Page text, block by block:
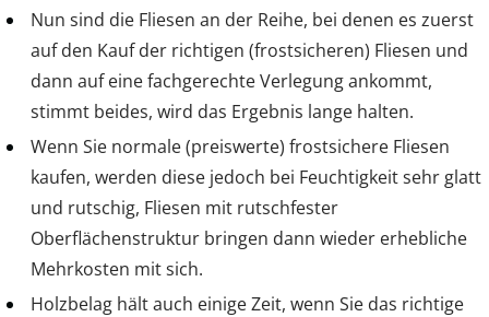
Nun sind die Fliesen an der Reihe, bei denen es zuerst
auf den Kauf der richtigen (frostsicheren) Fliesen und
dann auf eine fachgerechte Verlegung ankommt,
stimmt beides, wird das Ergebnis lange halten.
Wenn Sie normale (preiswerte) frostsichere Fliesen
kaufen, werden diese jedoch bei Feuchtigkeit sehr glatt
und rutschig, Fliesen mit rutschfester
Oberflächenstruktur bringen dann wieder erhebliche
Mehrkosten mit sich.
Holzbelag hält auch einige Zeit, wenn Sie das richtige